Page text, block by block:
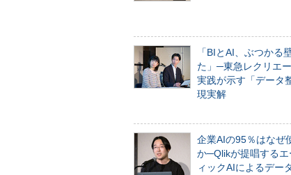
「BIとAI、ぶつかる
た」─東急レクリエ
実践が示す「データ
現実解
企業AIの95％はなぜ
か─Qlikが提唱するエ
ィックAIによるデー